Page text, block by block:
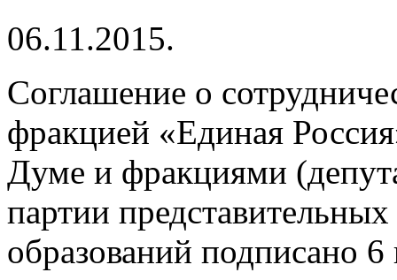
06.11.2015.
Соглашение о
фракцией «Единая
Думе и фракциями
партии
образований подписано